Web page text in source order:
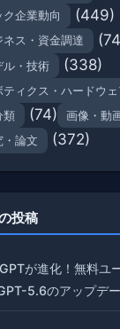
ク企業動向 (449)
ネス・資金調達
ル・技術 (338)
ティクス・ハードウェ
類 (74) 画像・動
・論文 (372)
投稿
が進化！無料ユ
5.6のアップデ